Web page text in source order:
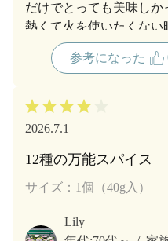
だけでとっても美味しか
熱くて火を使いたくな
ジでチンするだけ!とて
参考になった
2026.7.1
12種の万能スパイス
サイズ：1個（40g入）
Lily